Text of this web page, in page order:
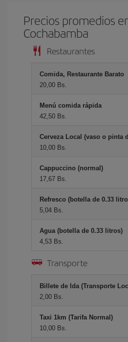
Precios promedios
Cochabamba
Restaurantes
Comida, Restaurante Barato
20,00 Bs.
Menú comida rápida
42,50 Bs.
Cerveza Local (vaso o pinta
10,00 Bs.
Cappuccino (normal)
17,67 Bs.
Refresco (botella de 0.33
5,04 Bs.
Agua (botella de 0.33 litros)
4,53 Bs.
Transporte
Billete de Ida (Transporte
2,00 Bs.
Taxi 1km (Tarifa Normal)
10,00 Bs.